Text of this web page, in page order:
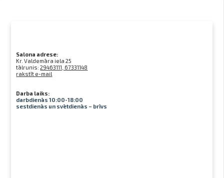
Salona adrese:
Kr. Valdemāra iela 25
tālrunis:29463111, 67331148
rakstīt e-mail
Darba laiks:
darbdienās 10:00-18:00
sestdienās un svētdienās – brīvs